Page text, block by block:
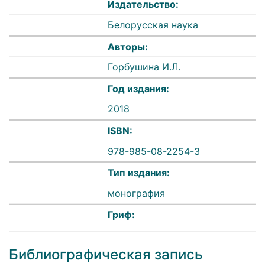
Издательство:
Белорусская наука
Авторы:
Горбушина И.Л.
Год издания:
2018
ISBN:
978-985-08-2254-3
Тип издания:
монография
Гриф:
Библиографическая запись